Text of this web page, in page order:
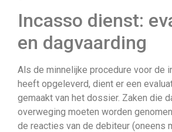
Incasso dienst:
en dagvaarding
Als de minnelijke procedure voor de
heeft opgeleverd, dient er een
gemaakt van het dossier. Zaken die
overweging moeten worden
de reacties van de debiteur (oneens